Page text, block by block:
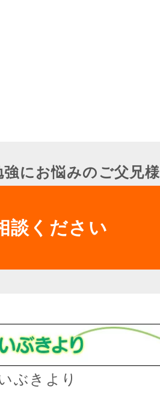
にお悩みのご父兄様
談ください
ぶきより